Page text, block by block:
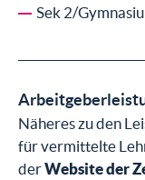
Sek 2/
Näheres zu den
für vermittelte
derWebsite der